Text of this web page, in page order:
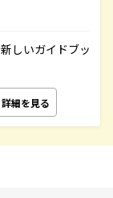
しいガイドブッ
詳細を見る